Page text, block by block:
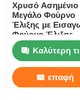
Χρυσό Ασημένιο
Μεγάλο Φούρνο
Έλιξης με
Φούρνο Έλιξης
Αξιοπρεπών
Μεταλλικών
Καλύτερη
επαφή